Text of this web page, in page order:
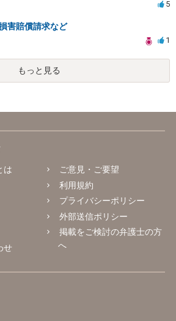
5
害賠償請求など
1
もっと見る
は
せ
ご意見・ご要望
利用規約
プライバシーポリシー
外部送信ポリシー
掲載をご検討の弁護士の方
へ